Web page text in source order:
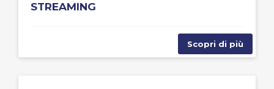
STREAMING
Scopri di più